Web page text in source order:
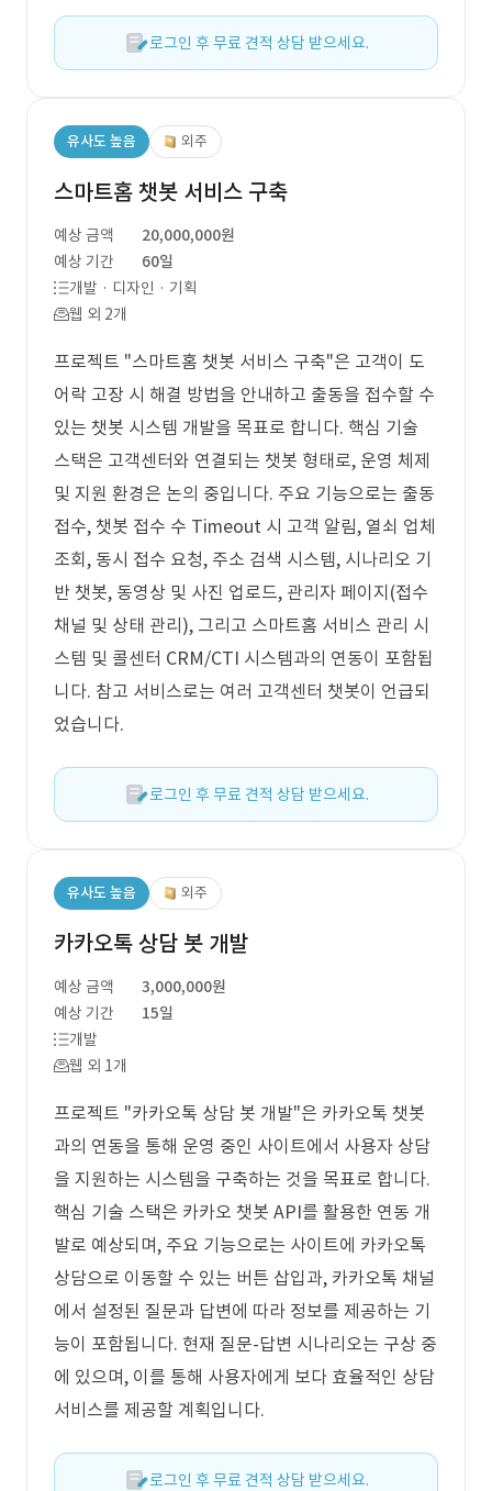
로그인 후 무료 견적 상담 받으세요.
유사도 높음 외주
스마트홈 챗봇 서비스 구축
예상 금액
20,000,000원
예상 기간
60일
개발 · 디자인 · 기획
웹 외 2개
프로젝트 "스마트홈 챗봇 서비스 구축"은 고객이 도
어락 고장 시 해결 방법을 안내하고 출동을 접수할 수
있는 챗봇 시스템 개발을 목표로 합니다. 핵심 기술
스택은 고객센터와 연결되는 챗봇 형태로, 운영 체제
및 지원 환경은 논의 중입니다. 주요 기능으로는 출동
접수, 챗봇 접수 수 Timeout 시 고객 알림, 열쇠 업체
조회, 동시 접수 요청, 주소 검색 시스템, 시나리오 기
반 챗봇, 동영상 및 사진 업로드, 관리자 페이지(접수
채널 및 상태 관리), 그리고 스마트홈 서비스 관리 시
스템 및 콜센터 CRM/CTI 시스템과의 연동이 포함됩
니다. 참고 서비스로는 여러 고객센터 챗봇이 언급되
었습니다.
로그인 후 무료 견적 상담 받으세요.
유사도 높음 외주
카카오톡 상담 봇 개발
예상 금액
3,000,000원
예상 기간
15일
개발
웹 외 1개
프로젝트 "카카오톡 상담 봇 개발"은 카카오톡 챗봇
과의 연동을 통해 운영 중인 사이트에서 사용자 상담
을 지원하는 시스템을 구축하는 것을 목표로 합니다.
핵심 기술 스택은 카카오 챗봇 API를 활용한 연동 개
발로 예상되며, 주요 기능으로는 사이트에 카카오톡
상담으로 이동할 수 있는 버튼 삽입과, 카카오톡 채널
에서 설정된 질문과 답변에 따라 정보를 제공하는 기
능이 포함됩니다. 현재 질문-답변 시나리오는 구상 중
에 있으며, 이를 통해 사용자에게 보다 효율적인 상담
서비스를 제공할 계획입니다.
로그인 후 무료 견적 상담 받으세요.